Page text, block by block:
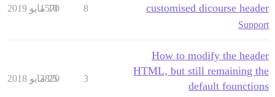
customised dicourse header
Support
8
1570
10 مايو 2019
How to modify the header
HTML, but still remaining the
default founctions
3
3820
25 مايو 2018